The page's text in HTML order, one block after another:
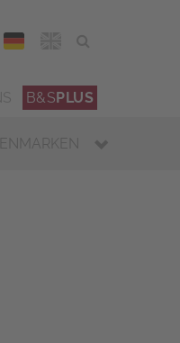
DEU
B&SPLUS